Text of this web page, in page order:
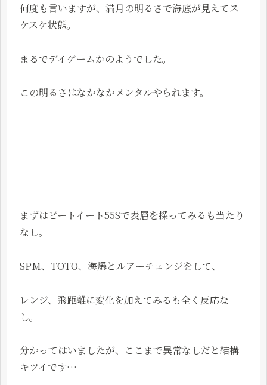
何度も言いますが、満月の明るさで海底が見えてス
ケスケ状態。
まるでデイゲームかのようでした。
この明るさはなかなかメンタルやられます。
まずはビートイート55Sで表層を探ってみるも当たり
なし。
SPM、TOTO、海爆とルアーチェンジをして、
レンジ、飛距離に変化を加えてみるも全く反応な
し。
分かってはいましたが、ここまで異常なしだと結構
キツイです…